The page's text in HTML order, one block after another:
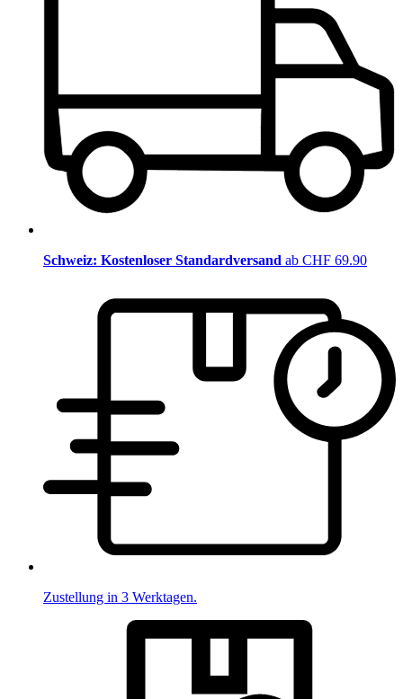
Schweiz: Kostenloser Standardversand ab CHF 69.90
Zustellung in 3 Werktagen.